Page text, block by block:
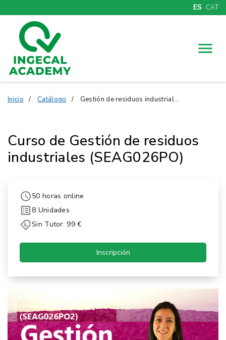
ES CAT
Menú
Inicio Catálogo Gestión de residuos industriales (SEAG026PO)
Curso de Gestión de residuos
industriales (SEAG026PO)
50 horas online
8 Unidades
Sin Tutor: 99 €
Inscripción